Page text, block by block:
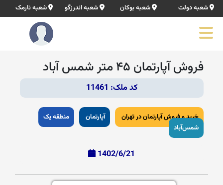
شعبه دولت شعبه بوکان شعبه اندرزگو شعبه نارمک
فروش آپارتمان ۴۵ متر شمس آباد
کد ملک: 11461
خرید و فروش آپارتمان در تهران آپارتمان
منطقه یک
شمس‌آباد
1402/6/21